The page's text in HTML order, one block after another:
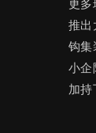
更多
推出
钩集
小企
加持